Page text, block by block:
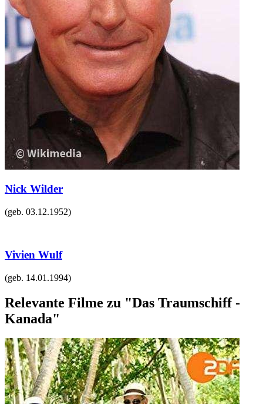
Nick Wilder
(geb. 03.12.1952)
Vivien Wulf
(geb. 14.01.1994)
Relevante Filme zu "Das Traumschiff -
Kanada"